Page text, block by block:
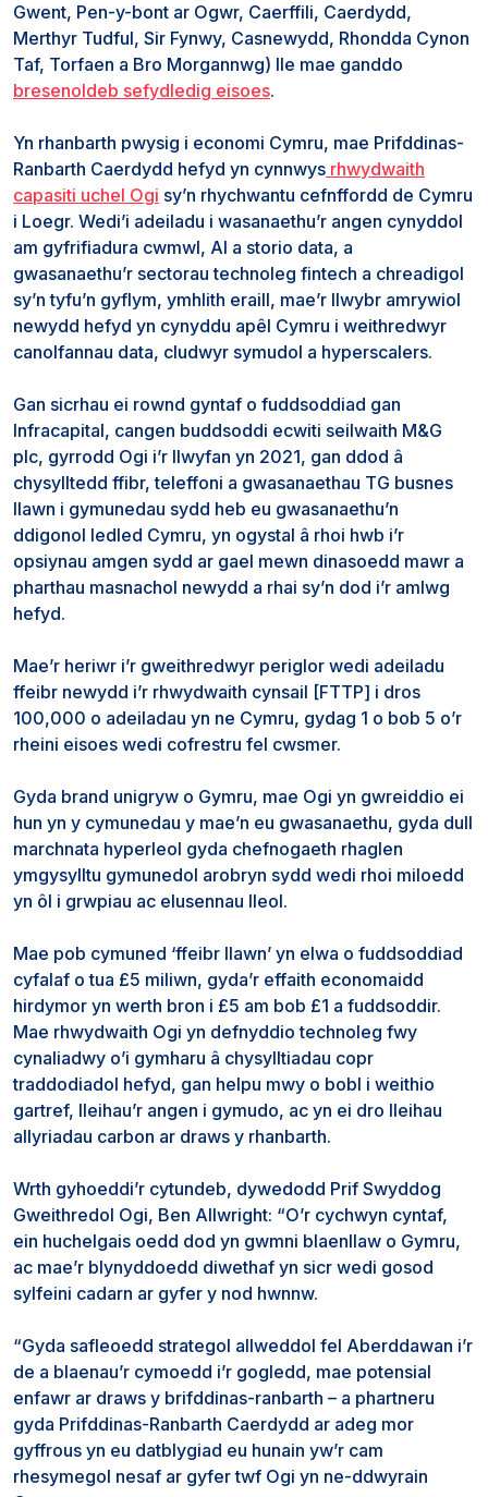
Gwent, Pen-y-bont ar Ogwr, Caerffili, Caerdydd,
Merthyr Tudful, Sir Fynwy, Casnewydd, Rhondda Cynon
Taf, Torfaen a Bro Morgannwg) lle mae ganddo
bresenoldeb sefydledig eisoes.
Yn rhanbarth pwysig i economi Cymru, mae Prifddinas-
Ranbarth Caerdydd hefyd yn cynnwys rhwydwaith
capasiti uchel Ogi sy’n rhychwantu cefnffordd de Cymru
i Loegr. Wedi’i adeiladu i wasanaethu’r angen cynyddol
am gyfrifiadura cwmwl, AI a storio data, a
gwasanaethu’r sectorau technoleg fintech a chreadigol
sy’n tyfu’n gyflym, ymhlith eraill, mae’r llwybr amrywiol
newydd hefyd yn cynyddu apêl Cymru i weithredwyr
canolfannau data, cludwyr symudol a hyperscalers.
Gan sicrhau ei rownd gyntaf o fuddsoddiad gan
Infracapital, cangen buddsoddi ecwiti seilwaith M&G
plc, gyrrodd Ogi i’r llwyfan yn 2021, gan ddod â
chysylltedd ffibr, teleffoni a gwasanaethau TG busnes
llawn i gymunedau sydd heb eu gwasanaethu’n
ddigonol ledled Cymru, yn ogystal â rhoi hwb i’r
opsiynau amgen sydd ar gael mewn dinasoedd mawr a
pharthau masnachol newydd a rhai sy’n dod i’r amlwg
hefyd.
Mae’r heriwr i’r gweithredwyr periglor wedi adeiladu
ffeibr newydd i’r rhwydwaith cynsail [FTTP] i dros
100,000 o adeiladau yn ne Cymru, gydag 1 o bob 5 o’r
rheini eisoes wedi cofrestru fel cwsmer.
Gyda brand unigryw o Gymru, mae Ogi yn gwreiddio ei
hun yn y cymunedau y mae’n eu gwasanaethu, gyda dull
marchnata hyperleol gyda chefnogaeth rhaglen
ymgysylltu gymunedol arobryn sydd wedi rhoi miloedd
yn ôl i grwpiau ac elusennau lleol.
Mae pob cymuned ‘ffeibr llawn’ yn elwa o fuddsoddiad
cyfalaf o tua £5 miliwn, gyda’r effaith economaidd
hirdymor yn werth bron i £5 am bob £1 a fuddsoddir.
Mae rhwydwaith Ogi yn defnyddio technoleg fwy
cynaliadwy o’i gymharu â chysylltiadau copr
traddodiadol hefyd, gan helpu mwy o bobl i weithio
gartref, lleihau’r angen i gymudo, ac yn ei dro lleihau
allyriadau carbon ar draws y rhanbarth.
Wrth gyhoeddi’r cytundeb, dywedodd Prif Swyddog
Gweithredol Ogi, Ben Allwright: “O’r cychwyn cyntaf,
ein huchelgais oedd dod yn gwmni blaenllaw o Gymru,
ac mae’r blynyddoedd diwethaf yn sicr wedi gosod
sylfeini cadarn ar gyfer y nod hwnnw.
“Gyda safleoedd strategol allweddol fel Aberddawan i’r
de a blaenau’r cymoedd i’r gogledd, mae potensial
enfawr ar draws y brifddinas-ranbarth – a phartneru
gyda Prifddinas-Ranbarth Caerdydd ar adeg mor
gyffrous yn eu datblygiad eu hunain yw’r cam
rhesymegol nesaf ar gyfer twf Ogi yn ne-ddwyrain